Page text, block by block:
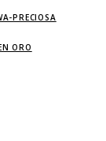
PRECIOSA
ORO